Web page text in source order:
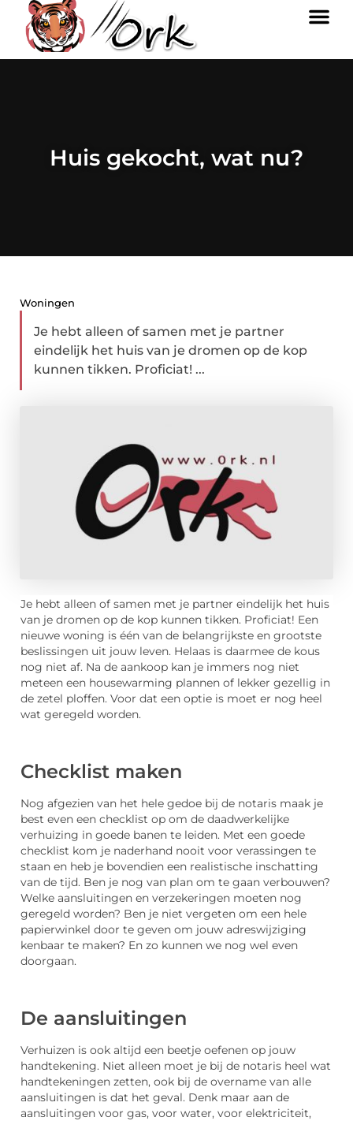
Huis gekocht, wat nu?
Woningen
Je hebt alleen of samen met je partner
eindelijk het huis van je dromen op de kop
kunnen tikken. Proficiat! ...
Je hebt alleen of samen met je partner eindelijk het huis
van je dromen op de kop kunnen tikken. Proficiat! Een
nieuwe woning is één van de belangrijkste en grootste
beslissingen uit jouw leven. Helaas is daarmee de kous
nog niet af. Na de aankoop kan je immers nog niet
meteen een housewarming plannen of lekker gezellig in
de zetel ploffen. Voor dat een optie is moet er nog heel
wat geregeld worden.
Checklist maken
Nog afgezien van het hele gedoe bij de notaris maak je
best even een checklist op om de daadwerkelijke
verhuizing in goede banen te leiden. Met een goede
checklist kom je naderhand nooit voor verassingen te
staan en heb je bovendien een realistische inschatting
van de tijd. Ben je nog van plan om te gaan verbouwen?
Welke aansluitingen en verzekeringen moeten nog
geregeld worden? Ben je niet vergeten om een hele
papierwinkel door te geven om jouw adreswijziging
kenbaar te maken? En zo kunnen we nog wel even
doorgaan.
De aansluitingen
Verhuizen is ook altijd een beetje oefenen op jouw
handtekening. Niet alleen moet je bij de notaris heel wat
handtekeningen zetten, ook bij de overname van alle
aansluitingen is dat het geval. Denk maar aan de
aansluitingen voor gas, voor water, voor elektriciteit,